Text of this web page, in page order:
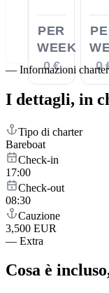
PER
WEEK
0 €
0
— Informazioni charter
I dettagli, in
Tipo di charter
Bareboat
Check-in
17:00
Check-out
08:30
Cauzione
3,500 EUR
— Extra
Cosa è